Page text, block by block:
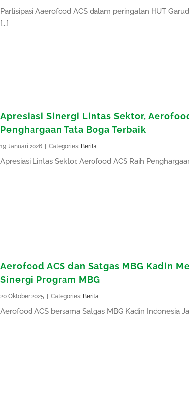
Partisipasi Aaerofood ACS dalam peringatan HUT
[...]
Apresiasi Sinergi Lintas Sektor,
Penghargaan Tata Boga Terbaik
19 Januari 2026 Categories: Berita
Apresiasi Lintas Sektor, Aerofood ACS Raih
Aerofood ACS dan Satgas MBG Kadin
Sinergi Program MBG
20 Oktober 2025 Categories: Berita
Aerofood ACS bersama Satgas MBG Kadin Indonesia